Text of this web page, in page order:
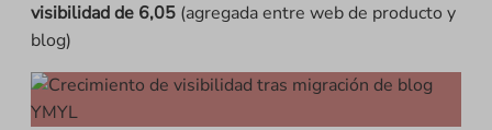
visibilidad de 6,05 (agregada entre web de producto y
blog)